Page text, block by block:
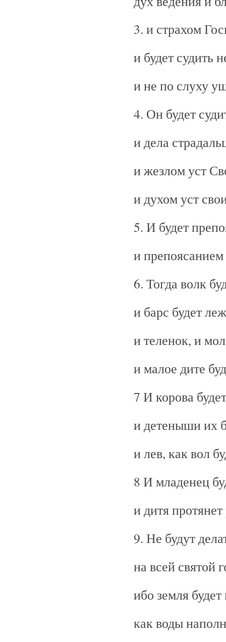
3. и страхом
и будет судить
и не по слуху
4. Он будет
и дела
и жезлом уст
и духом уст
5. И будет
и
6. Тогда волк
и барс будет
и теленок, и
и малое дите
7 И корова
и детеныши их
и лев, как вол
8 И младенец
и дитя
9. Не будут
на всей святой
ибо земля
как воды